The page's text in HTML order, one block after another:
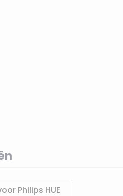
Philips HUE